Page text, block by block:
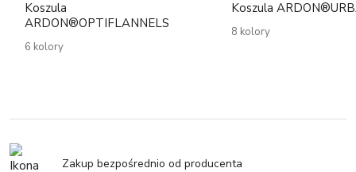
Koszula
ARDON®OPTIFLANNELS
6 kolory
Koszula
8 kolory
Zakup bezpośrednio od producenta